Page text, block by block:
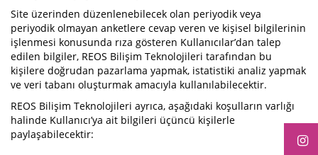
Site üzerinden düzenlenebilecek olan periyodik veya
periyodik olmayan anketlere cevap veren ve kişisel bilgilerinin
işlenmesi konusunda rıza gösteren Kullanıcılar’dan talep
edilen bilgiler, REOS Bilişim Teknolojileri tarafından bu
kişilere doğrudan pazarlama yapmak, istatistiki analiz yapmak
ve veri tabanı oluşturmak amacıyla kullanılabilecektir.
REOS Bilişim Teknolojileri ayrıca, aşağıdaki koşulların varlığı
halinde Kullanıcı’ya ait bilgileri üçüncü kişilerle
paylaşabilecektir: